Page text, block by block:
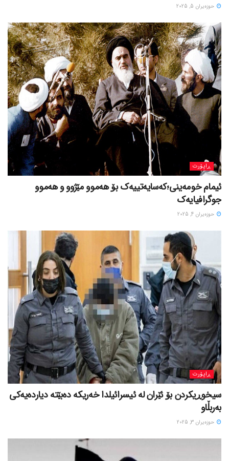
حوزه‌یران 5, 2025
ڕاپۆرت
ئیمام خومەینی؛کەسایەتییەک بۆ هەموو مێژوو و هەموو
جوگرافیایەک
حوزه‌یران 4, 2025
ڕاپۆرت
سیخوڕیکردن بۆ ئێران لە ئیسرائیلدا خەریکە دەبێتە دیاردەیەکی
بەربڵاو
حوزه‌یران 3, 2025